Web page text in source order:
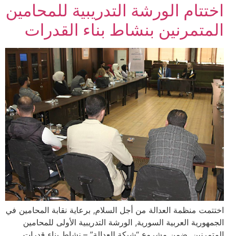
اختتام الورشة التدريبية للمحامين
المتمرنين بنشاط بناء القدرات
اختتمت منظمة العدالة من أجل السلام, برعاية نقابة المحامين في
الجمهورية العربية السورية, الورشة التدريبية الأولى للمحامين